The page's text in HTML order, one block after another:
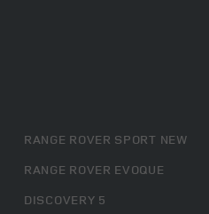
RANGE ROVER SPORT NEW
RANGE ROVER EVOQUE
DISCOVERY 5